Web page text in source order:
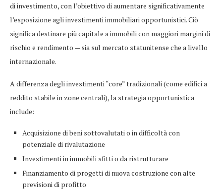
di investimento, con l’obiettivo di aumentare significativamente
l’esposizione agli investimenti immobiliari opportunistici. Ciò
significa destinare più capitale a immobili con maggiori margini di
rischio e rendimento — sia sul mercato statunitense che a livello
internazionale.
A differenza degli investimenti “core” tradizionali (come edifici a
reddito stabile in zone centrali), la strategia opportunistica
include:
Acquisizione di beni sottovalutati o in difficoltà con
potenziale di rivalutazione
Investimenti in immobili sfitti o da ristrutturare
Finanziamento di progetti di nuova costruzione con alte
previsioni di profitto